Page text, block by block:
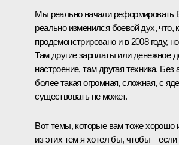
Мы реально начали
реально изменился боевой дух, что,
продемонстрировано и в 2008 году,
Там другие зарплаты или денежное
настроение, там другая техника.
более такая огромная, сложная, с
существовать не может.
Вот темы, которые вам тоже хорошо
из этих тем я хотел бы, чтобы –